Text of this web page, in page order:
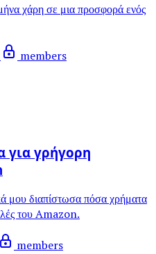
χάρη σε μια προσφορά ενός
members
για γρήγορη
μου διαπίστωσα πόσα χρήματα
του Amazon.
members